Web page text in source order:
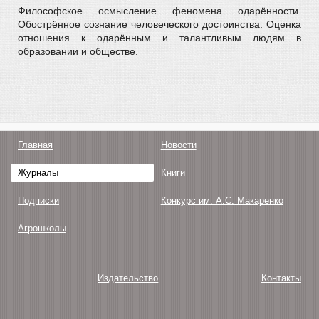
Философское осмысление феномена одарённости.
Обострённое сознание человеческого достоинства. Оценка
отношения к одарённым и талантливым людям в
образовании и обществе.
Главная Новости
Журналы Книги
Подписки Конкурс им. А.С. Макаренко
Агрошколы
Издательство Контакты